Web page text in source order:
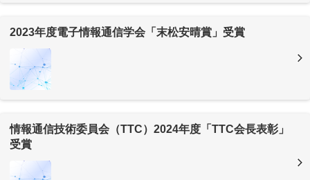
2023年度電子情報通信学会「末松安晴賞」受賞
情報通信技術委員会（TTC）2024年度「TTC会長表彰」
受賞